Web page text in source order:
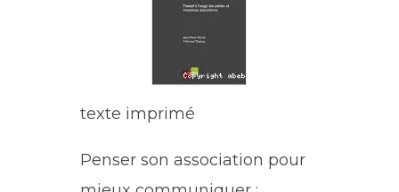
texte imprimé
Penser son association pour